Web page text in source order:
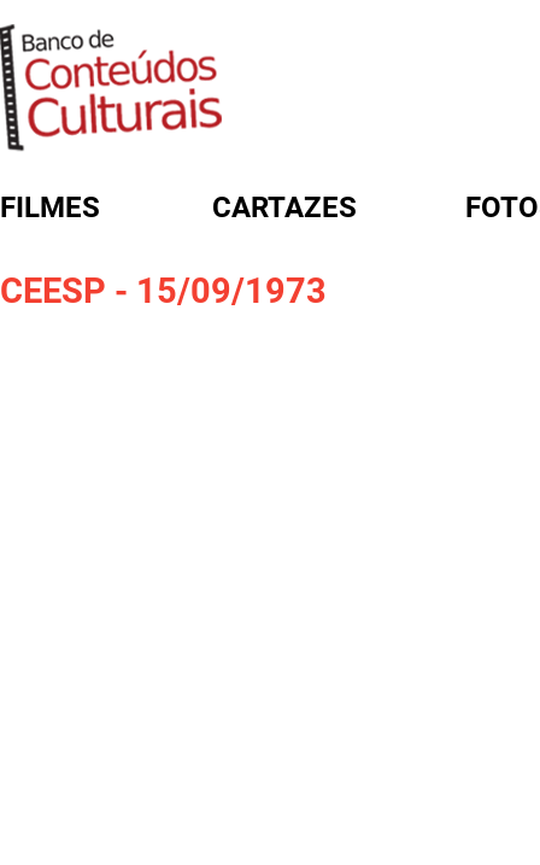
FILMES CARTAZES
CEESP - 15/09/1973
FORMULÁRIO DE BUSCA